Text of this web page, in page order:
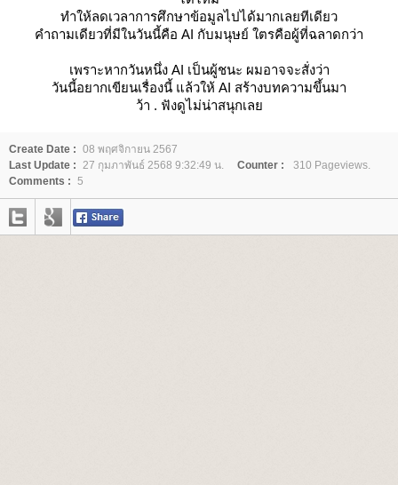
ทำให้ลดเวลาการศึกษาข้อมูลไปได้มากเลยทีเดียว
คำถามเดียวที่มีในวันนี้คือ AI กับมนุษย์ ใตรคือผู้ที่ฉลาดกว่า
เพราะหากวันหนึ่ง AI เป็นผู้ชนะ ผมอาจจะสั่งว่า
วันนี้อยากเขียนเรื่องนี้ แล้วให้ AI สร้างบทความขึ้นมา
ว้า . ฟังดูไม่น่าสนุกเล
Create Date : 08 พฤศจิกายน 2567
Last Update : 27 กุมภาพันธ์ 2568 9:32:49 น. Counter :
310 Pageviews.
Comments : 5